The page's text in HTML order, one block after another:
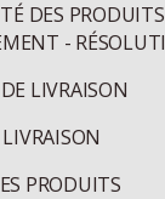
DES
-
LIVRAISON
PRODUITS